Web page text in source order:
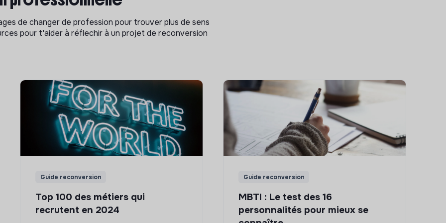
de changer de profession pour trouver plus de sens
pour t'aider à réflechir à un projet de reconversion
Guide reconversion
Top 100 des métiers qui
recrutent en 2024
Guide reconversion
MBTI : Le test des 16
personnalités pour mieux se